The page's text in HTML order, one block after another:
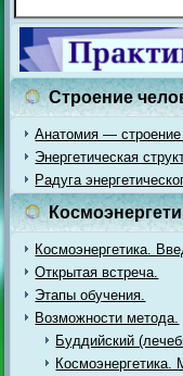
Строение
Анатомия — строение
Энергетическая
Радуга
Космоэнергетика.
Открытая встреча.
Этапы обучения.
Возможности метода.
Буддийский
Космоэнергетика.